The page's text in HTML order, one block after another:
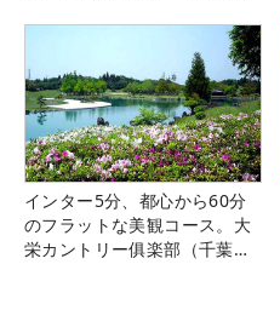
インター5分、都心から60分
のフラットな美観コース。大
栄カントリー俱楽部（千葉